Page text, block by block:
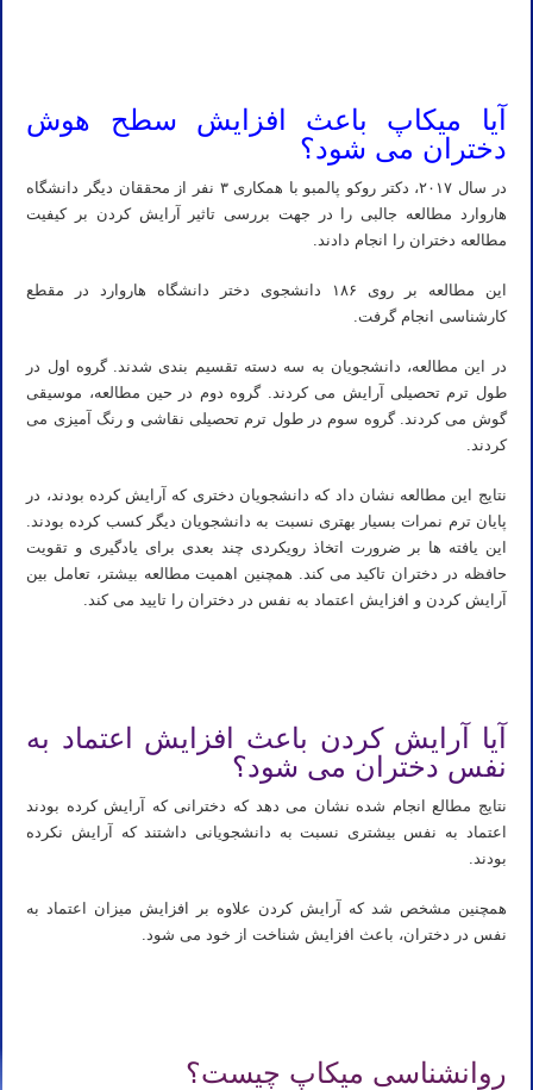
آیا میکاپ باعث افزایش سطح هوش
دختران می شود؟
در سال ۲۰۱۷، دکتر روکو پالمبو با همکاری ۳ نفر از محققان دیگر دانشگاه
هاروارد مطالعه جالبی را در جهت بررسی تاثیر آرایش کردن بر کیفیت
مطالعه دختران را انجام دادند.
این مطالعه بر روی ۱۸۶ دانشجوی دختر دانشگاه هاروارد در مقطع
کارشناسی انجام گرفت.
در این مطالعه، دانشجویان به سه دسته تقسیم بندی شدند. گروه اول در
طول ترم تحصیلی آرایش می کردند. گروه دوم در حین مطالعه، موسیقی
گوش می کردند. گروه سوم در طول ترم تحصیلی نقاشی و رنگ آمیزی می
کردند.
نتایج این مطالعه نشان داد که دانشجویان دختری که آرایش کرده بودند، در
پایان ترم نمرات بسیار بهتری نسبت به دانشجویان دیگر کسب کرده بودند.
این یافته ها بر ضرورت اتخاذ رویکردی چند بعدی برای یادگیری و تقویت
حافظه در دختران تاکید می کند. همچنین اهمیت مطالعه بیشتر، تعامل بین
آرایش کردن و افزایش اعتماد به نفس در دختران را تایید می کند.
آیا آرایش کردن باعث افزایش اعتماد به
نفس دختران می شود؟
نتایج مطالع انجام شده نشان می دهد که دخترانی که آرایش کرده بودند
اعتماد به نفس بیشتری نسبت به دانشجویانی داشتند که آرایش نکرده
بودند.
همچنین مشخص شد که آرایش کردن علاوه بر افزایش میزان اعتماد به
نفس در دختران، باعث افزایش شناخت از خود می شود.
روانشناسی میکاپ چیست؟